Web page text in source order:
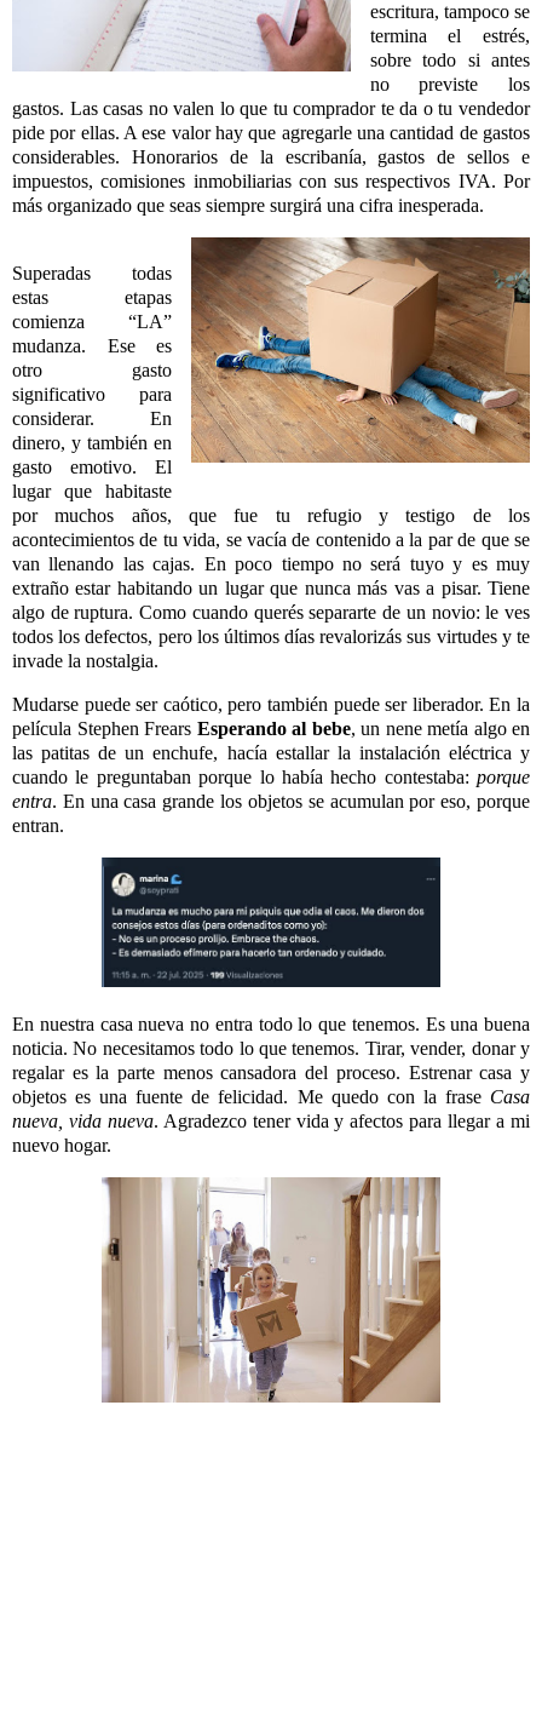
escritura, tampoco se
termina el estrés,
sobre todo si antes
no previste los
gastos. Las casas no valen lo que tu comprador te da o tu vendedor
pide por ellas. A ese valor hay que agregarle una cantidad de gastos
considerables. Honorarios de la escribanía, gastos de sellos e
impuestos, comisiones inmobiliarias con sus respectivos IVA. Por
más organizado que seas siempre surgirá una cifra inesperada.
Superadas todas
estas etapas
comienza “LA”
mudanza. Ese es
otro gasto
significativo para
considerar. En
dinero, y también en
gasto emotivo. El
lugar que habitaste
por muchos años, que fue tu refugio y testigo de los
acontecimientos de tu vida, se vacía de contenido a la par de que se
van llenando las cajas. En poco tiempo no será tuyo y es muy
extraño estar habitando un lugar que nunca más vas a pisar. Tiene
algo de ruptura. Como cuando querés separarte de un novio: le ves
todos los defectos, pero los últimos días revalorizás sus virtudes y te
invade la nostalgia.
Mudarse puede ser caótico, pero también puede ser liberador. En la
película Stephen Frears Esperando al bebe, un nene metía algo en
las patitas de un enchufe, hacía estallar la instalación eléctrica y
cuando le preguntaban porque lo había hecho contestaba: porque
entra. En una casa grande los objetos se acumulan por eso, porque
entran.
En nuestra casa nueva no entra todo lo que tenemos. Es una buena
noticia. No necesitamos todo lo que tenemos. Tirar, vender, donar y
regalar es la parte menos cansadora del proceso. Estrenar casa y
objetos es una fuente de felicidad. Me quedo con la frase Casa
nueva, vida nueva. Agradezco tener vida y afectos para llegar a mi
nuevo hogar.